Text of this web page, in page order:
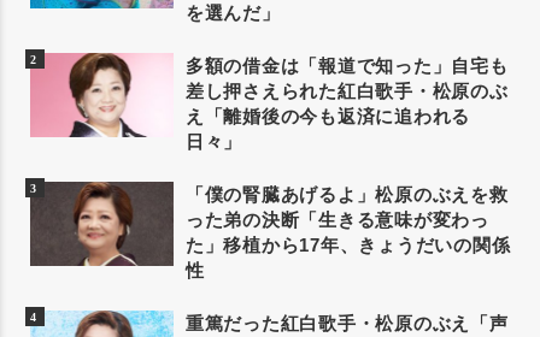
を選んだ」
多額の借金は「報道で知った」自宅も
差し押さえられた紅白歌手・松原のぶ
え「離婚後の今も返済に追われる
日々」
「僕の腎臓あげるよ」松原のぶえを救
った弟の決断「生きる意味が変わっ
た」移植から17年、きょうだいの関係
性
重篤だった紅白歌手・松原のぶえ「声